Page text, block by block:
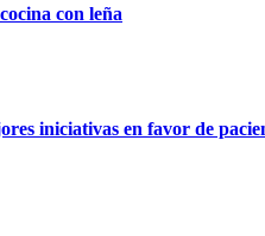
con leña
iniciativas en favor de